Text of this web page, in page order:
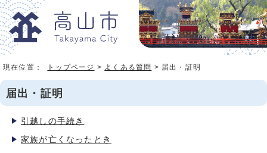
現在位置： トップページ > よくある質問 > 届出・証明
届出・証明
引越しの手続き
家族が亡くなったとき